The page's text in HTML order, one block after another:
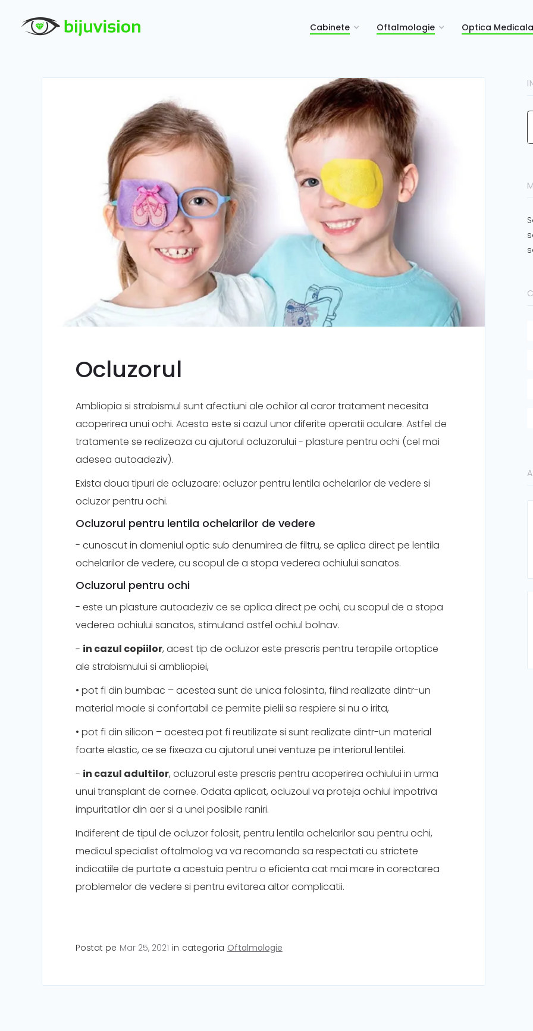
Cabinete Oftalmologie Optica Medicala
Ocluzorul
Ambliopia si strabismul sunt afectiuni ale ochilor al caror tratament necesita
acoperirea unui ochi. Acesta este si cazul unor diferite operatii oculare. Astfel de
tratamente se realizeaza cu ajutorul ocluzorului - plasture pentru ochi (cel mai
adesea autoadeziv).
Exista doua tipuri de ocluzoare: ocluzor pentru lentila ochelarilor de vedere si
ocluzor pentru ochi.
Ocluzorul pentru lentila ochelarilor de vedere
- cunoscut in domeniul optic sub denumirea de filtru, se aplica direct pe lentila
ochelarilor de vedere, cu scopul de a stopa vederea ochiului sanatos.
Ocluzorul pentru ochi
- este un plasture autoadeziv ce se aplica direct pe ochi, cu scopul de a stopa
vederea ochiului sanatos, stimuland astfel ochiul bolnav.
- in cazul copiilor, acest tip de ocluzor este prescris pentru terapiile ortoptice
ale strabismului si ambliopiei,
• pot fi din bumbac – acestea sunt de unica folosinta, fiind realizate dintr-un
material moale si confortabil ce permite pielii sa respiere si nu o irita,
• pot fi din silicon – acestea pot fi reutilizate si sunt realizate dintr-un material
foarte elastic, ce se fixeaza cu ajutorul unei ventuze pe interiorul lentilei.
- in cazul adultilor, ocluzorul este prescris pentru acoperirea ochiului in urma
unui transplant de cornee. Odata aplicat, ocluzoul va proteja ochiul impotriva
impuritatilor din aer si a unei posibile raniri.
Indiferent de tipul de ocluzor folosit, pentru lentila ochelarilor sau pentru ochi,
medicul specialist oftalmolog va va recomanda sa respectati cu strictete
indicatiile de purtate a acestuia pentru o eficienta cat mai mare in corectarea
problemelor de vedere si pentru evitarea altor complicatii.
Postat pe Mar 25, 2021 in categoria Oftalmologie